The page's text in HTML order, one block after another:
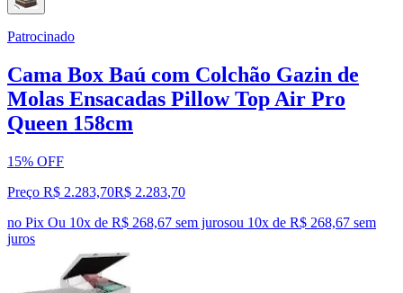
Patrocinado
Cama Box Baú com Colchão Gazin de
Molas Ensacadas Pillow Top Air Pro
Queen 158cm
15% OFF
Preço R$ 2.283,70R$ 2.283,70
no Pix Ou 10x de R$ 268,67 sem jurosou 10x de R$ 268,67 sem
juros